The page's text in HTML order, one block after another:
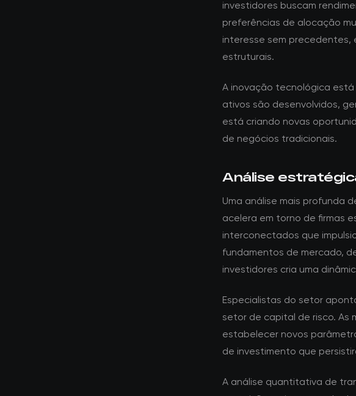
investidores buscam
preferências de alocação
interesse sem
estruturais.
A inovação tecnológica
ativos são desenvolvidos,
está criando novas
de negócios tradicionais.
Análise
Uma análise mais profunda
acelera em torno de firmas
interconectados que
fundamentos de mercado,
investidores cria uma
Especialistas do setor
setor de capital de risco. As
estabelecer novos
de investimento que
A análise quantitativa de